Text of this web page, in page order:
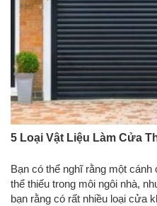
5 Loại Vật Liệu Làm Cửa
Bạn có thể nghĩ rằng một
thể thiếu trong môi ngôi nhà,
bạn rằng có rất nhiều loại cửa